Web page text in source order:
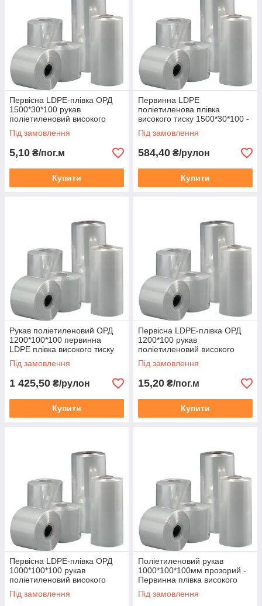
флексографическую друк! У нас
ви можете замовити нанесення
логотипу до 4-х кольорів!
Контактна інформація
Первісна LDPE-плівка ОРД
1500*30*100 рукав
поліетиленовий високого
тиску прозорий
Під замовлення
5,10 ₴/пог.м
Купити
Первинна LDPE
поліетиленова плівка
високого тиску 1500*30*100 -
Рукав прозорий (ОРД)
Під замовлення
584,40 ₴/рулон
Купити
Рукав поліетиленовий ОРД
1200*100*100 первинна
LDPE плівка високого тиску
прозора
Під замовлення
1 425,50 ₴/рулон
Купити
Первісна LDPE-плівка ОРД
1200*100 рукав
поліетиленовий високого
тиску прозорий
Під замовлення
15,20 ₴/пог.м
Купити
Первісна LDPE-плівка ОРД
1000*100*100 рукав
поліетиленовий високого
тиску прозорий
Під замовлення
Поліетиленовий рукав
1000*100*100мм прозорий -
Первинна плівка високого
тиску LDPE
Під замовлення